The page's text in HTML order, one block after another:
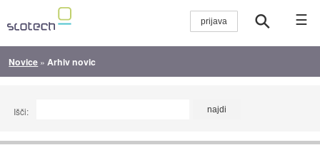
☰
Novice » Arhiv novic
Išči: